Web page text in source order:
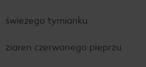
świeżego tymianku
ziaren czerwonego pieprzu